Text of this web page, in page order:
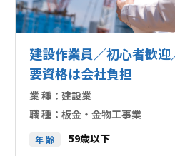
建設作業員／初心者歓
要資格は会社負担
業 種： 建設業
職 種： 板金・金物工事業
年 齢 59歳以下